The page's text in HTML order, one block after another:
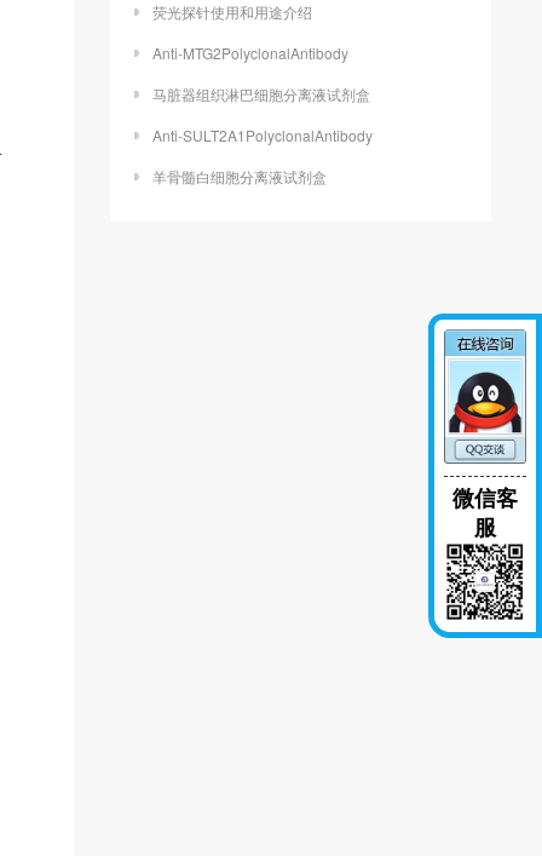
荧光探针使用和用途介绍
Anti-MTG2PolyclonalAntibody
马脏器组织淋巴细胞分离液试剂盒
Anti-SULT2A1PolyclonalAntibody
羊骨髓白细胞分离液试剂盒
微信客
服